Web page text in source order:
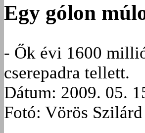
Egy gólon
- Ők évi 1600
cserepadra tellett.
Dátum: 2009. 05.
Fotó: Vörös Szilárd